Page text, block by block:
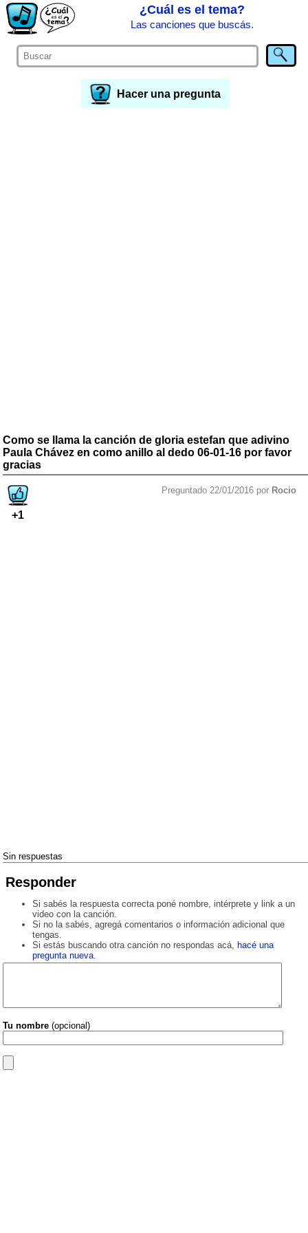
¿Cuál es el tema?
Las canciones que buscás.
Hacer una pregunta
Como se llama la canción de gloria estefan que adivino
Paula Chávez en como anillo al dedo 06-01-16 por favor
gracias
+1
Preguntado 22/01/2016 por Rocio
Sin respuestas
Responder
Si sabés la respuesta correcta poné nombre, intérprete y link a un
video con la canción.
Si no la sabés, agregá comentarios o información adicional que
tengas.
Si estás buscando otra canción no respondas acá, hacé una
pregunta nueva.
Tu nombre (opcional)